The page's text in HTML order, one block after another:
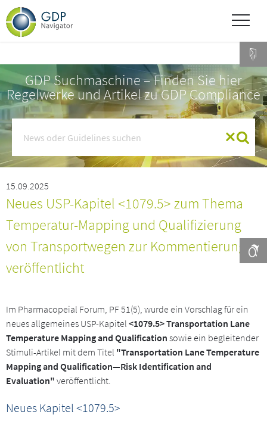
GDP Suchmaschine – Finden Sie hier
Regelwerke und Artikel zu GDP Compliance
15.09.2025
Neues USP-Kapitel <1079.5> zum Thema
Temperatur-Mapping und Qualifizierung
von Transportwegen zur Kommentierung
veröffentlicht
Im Pharmacopeial Forum, PF 51(5), wurde ein Vorschlag für ein
neues allgemeines USP-Kapitel <1079.5> Transportation Lane
Temperature Mapping and Qualification sowie ein begleitender
Stimuli-Artikel mit dem Titel "Transportation Lane Temperature
Mapping and Qualification—Risk Identification and
Evaluation" veröffentlicht.
Neues Kapitel <1079.5>